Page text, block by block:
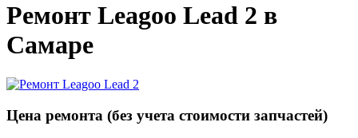
Ремонт Leagoo Lead 2 в
Самаре
Цена ремонта (без учета стоимости запчастей)